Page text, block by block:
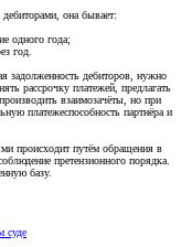
она бывает:
одного года;
год.
задолженность дебиторов, нужно
рассрочку платежей, предлагать
взаимозачёты, но при
платежеспособность партнёра и
происходит путём обращения в
претензионного порядка.
базу.
суде